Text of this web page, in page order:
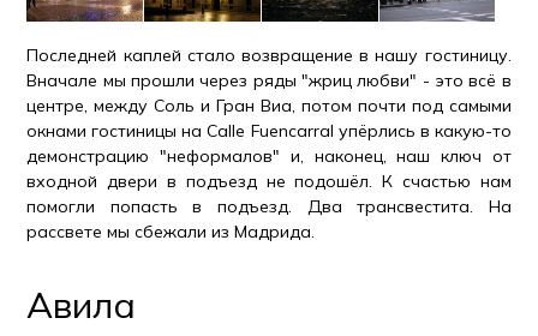
Последней каплей стало возвращение в нашу гостиницу.
Вначале мы прошли через ряды "жриц любви" - это всё в
центре, между Соль и Гран Виа, потом почти под самыми
окнами гостиницы на Calle Fuencarral упёрлись в какую-то
демонстрацию "неформалов" и, наконец, наш ключ от
входной двери в подъезд не подошёл. К счастью нам
помогли попасть в подъезд. Два трансвестита. На
рассвете мы сбежали из Мадрида.
Авила